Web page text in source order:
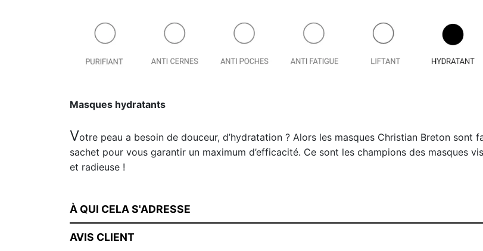
Masques hydratants
Votre peau a besoin de douceur, d’hydratation ? Alors les masques Christian Breton
sachet pour vous garantir un maximum d’efficacité. Ce sont les champions des masques
et radieuse !
À QUI CELA S'ADRESSE
AVIS CLIENT